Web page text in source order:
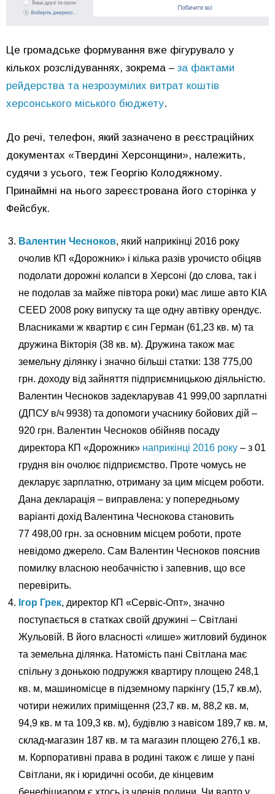
Це громадське формування вже фігурувало у
кількох розслідуваннях, зокрема – за фактами
рейдерства та незрозумілих витрат коштів
херсонського міського бюджету.
До речі, телефон, який зазначено в реєстраційних
документах «Твердині Херсонщини», належить,
судячи з усього, теж Георгію Колодяжному.
Принаймні на нього зареєстрована його сторінка у
Фейсбук.
Валентин Чесноков, який наприкінці 2016 року
очолив КП «Дорожник» і кілька разів урочисто обіцяв
подолати дорожні колапси в Херсоні (до слова, так і
не подолав за майже півтора роки) має лише авто KIA
CEED 2008 року випуску та ще одну автівку орендує.
Власниками ж квартир є син Герман (61,23 кв. м) та
дружина Вікторія (38 кв. м). Дружина також має
земельну ділянку і значно більші статки: 138 775,00
грн. доходу від зайняття підприємницькою діяльністю.
Валентин Чесноков задекларував 41 999,00 зарплатні
(ДПСУ в/ч 9938) та допомоги учаснику бойових дій –
920 грн. Валентин Чесноков обійняв посаду
директора КП «Дорожник» наприкінці 2016 року – з 01
грудня він очолює підприємство. Проте чомусь не
декларує зарплатню, отриману за цим місцем роботи.
Дана декларація – виправлена: у попередньому
варіанті дохід Валентина Чеснокова становить
77 498,00 грн. за основним місцем роботи, проте
невідомо джерело. Сам Валентин Чесноков пояснив
помилку власною необачністю і запевнив, що все
перевірить.
Ігор Грек, директор КП «Сервіс-Опт», значно
поступається в статках своїй дружині – Світлані
Жульовій. В його власності «лише» житловий будинок
та земельна ділянка. Натомість пані Світлана має
спільну з донькою подружжя квартиру площею 248,1
кв. м, машиномісце в підземному паркінгу (15,7 кв.м),
чотири нежилих приміщення (23,7 кв. м, 88,2 кв. м,
94,9 кв. м та 109,3 кв. м), будівлю з навісом 189,7 кв. м,
склад-магазин 187 кв. м та магазин площею 276,1 кв.
м. Корпоративні права в родині також є лише у пані
Світлани, як і юридичні особи, де кінцевим